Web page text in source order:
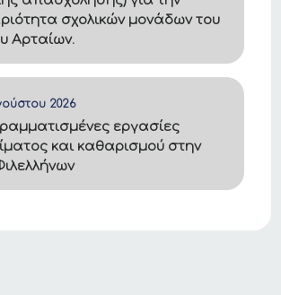
σχολικών μονάδων του
Αρταίων.
2026
εργασίες
και καθαρισμού στην